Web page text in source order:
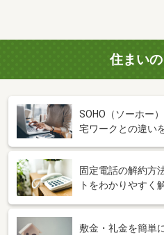
住まい
SOHO（ソーホー
宅ワークとの違い
固定電話の解約方
トをわかりやすく
敷金・礼金を簡単